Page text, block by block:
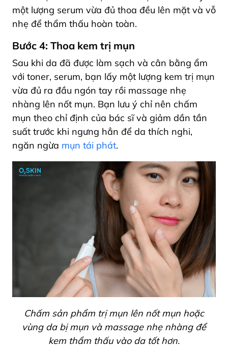
một lượng serum vừa đủ thoa đều lên mặt và vỗ
nhẹ để thẩm thấu hoàn toàn.
Bước 4: Thoa kem trị mụn
Sau khi da đã được làm sạch và cân bằng ẩm
với toner, serum, bạn lấy một lượng kem trị mụn
vừa đủ ra đầu ngón tay rồi massage nhẹ
nhàng lên nốt mụn. Bạn lưu ý chỉ nên chấm
mụn theo chỉ định của bác sĩvà giảm dần tần
suất trước khi ngưng hẳn để da thích nghi,
ngăn ngừa mụn tái phát.
Chấm sản phẩm trị mụn lên nốt mụn hoặc
vùng da bị mụn và massage nhẹ nhàng để
kem thẩm thấu vào da tốt hơn.